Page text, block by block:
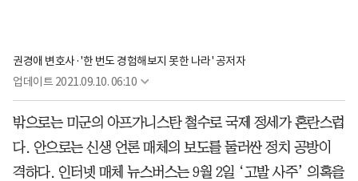
권경애 변호사·'한 번도 경험해보지 못한 나라' 공저자
업데이트 2021.09.10. 06:10
밖으로는 미군의 아프가니스탄 철수로 국제 정세가 혼란스럽
다. 안으로는 신생 언론 매체의 보도를 둘러싼 정치 공방이
격하다. 인터넷 매체 뉴스버스는 9월 2일 ‘고발 사주’ 의혹을